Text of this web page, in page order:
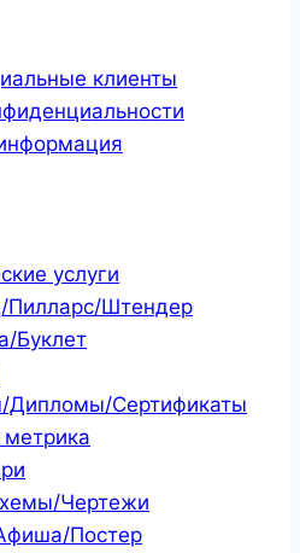
клиенты
услуги
Пилларс/Штендер
Буклет
Дипломы/Сертификаты
Чертежи
Постер